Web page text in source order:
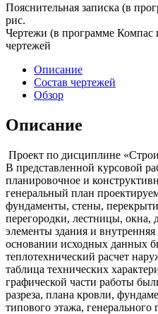
Пояснительная записка (в
рис.
Чертежи (в программе Компас
чертежей
Описание
Состав чертежей
Обзор
Описание
Проект по дисциплине
В представленной курсовой
планировочное и
генеральный план
фундаменты, стены,
перегородки, лестницы, окна,
элементы здания и
основании исходных данных
теплотехнический расчет
таблица технических
графической части работы
разреза, плана кровли,
типового этажа, генерального